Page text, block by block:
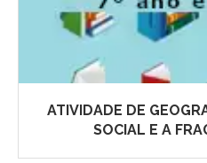
ATIVIDADE DE
SOCIAL E A